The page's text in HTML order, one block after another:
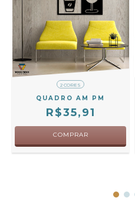
2 CORES
QUADRO AM PM
R$35,91
COMPRAR